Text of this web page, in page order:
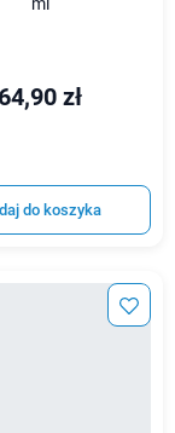
64,90 zł
do koszyka